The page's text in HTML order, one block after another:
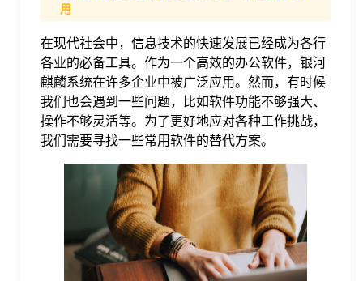
价
格
用
在现代社会中，信息技术的快速发展已经成为各行
各业的必备工具。作为一个高效的办公软件，银河
麒麟系统在许多企业中被广泛应用。然而，有时候
我们也会遇到一些问题，比如软件功能不够强大、
操作不够灵活等。为了更好地应对各种工作挑战，
我们需要寻找一些常用软件的替代方案。